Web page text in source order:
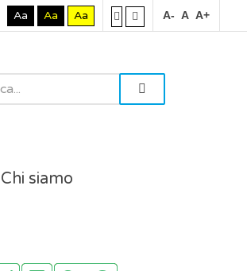
Aa Aa Aa A- A A+
Chi siamo